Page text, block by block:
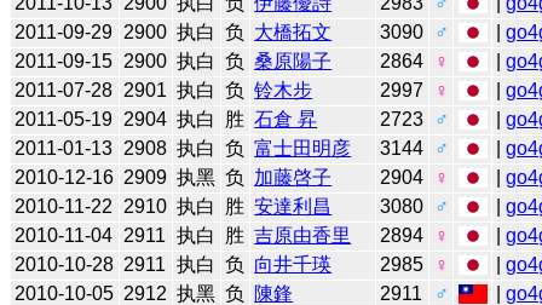
2011-09-29 2900 执白 负 大橋拓文 3090 ♂ |
2011-09-15 2900 执白 负 桑原陽子 2864 ♀ |
2011-07-28 2901 执白 负 铃木步 2997 ♀ |
2011-05-19 2904 执白 胜 石倉 昇 2723 ♂ |
2011-01-13 2908 执白 负 富士田明彦 3144 ♂ |
2010-12-16 2909 执黑 负 加藤啓子 2904 ♀ |
2010-11-22
2910 执白 胜 安達利昌 3080 ♂ |
2010-11-04 2911 执白 胜 吉原由香里 2894 ♀ |
2010-10-28 2911 执白 负 向井千瑛 2985 ♀ |
2010-10-05 2912 执黑 负 陳鋒 2911 ♂ |